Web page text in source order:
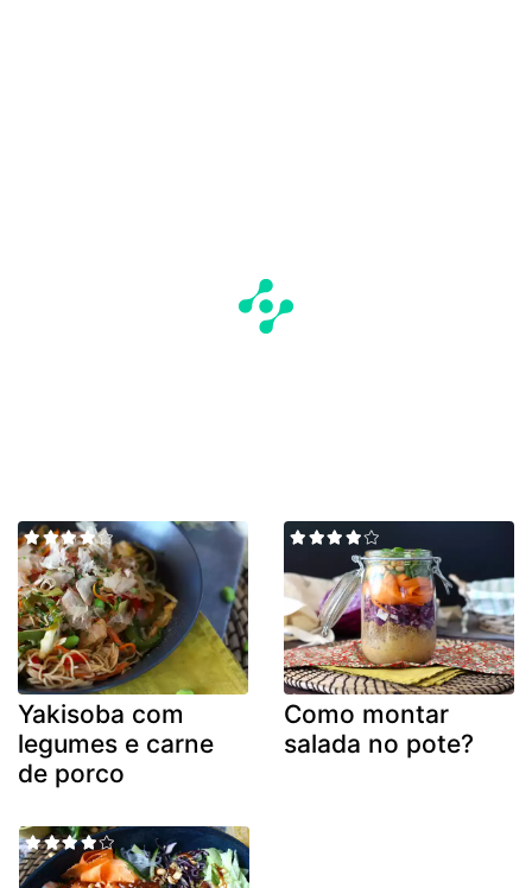
Yakisoba com
legumes e carne
de porco
Como montar
salada no pote?